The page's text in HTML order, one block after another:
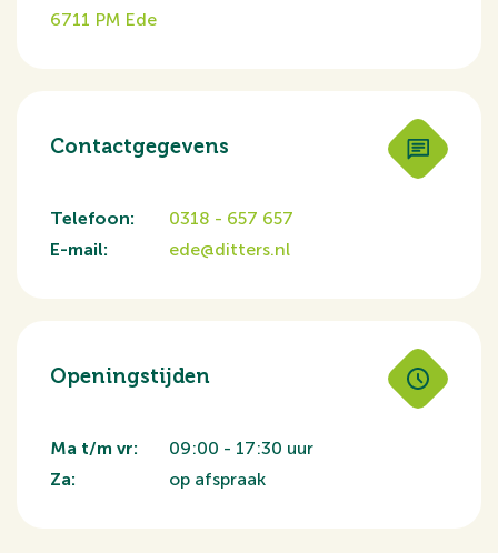
6711 PM Ede
Contactgegevens
Telefoon:
0318 - 657 657
E-mail:
ede@ditters.nl
Openingstijden
Ma t/m vr:
09:00 - 17:30 uur
Za:
op afspraak